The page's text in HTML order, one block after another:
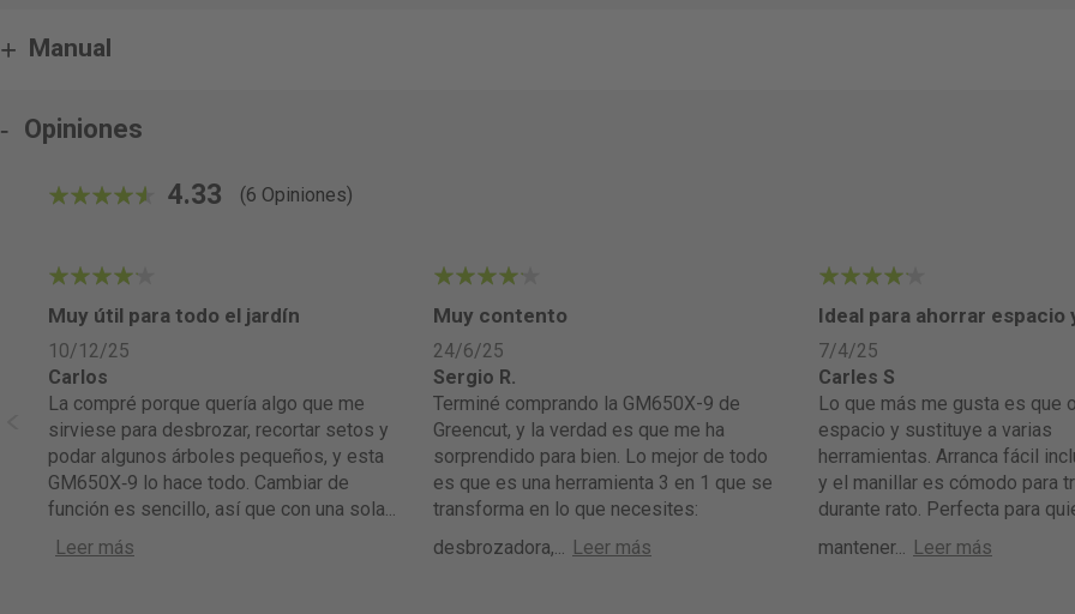
Manual
Opiniones
4.33 (6 Opiniones)
4Muy útil para todo el jardín
10/12/25
Carlos
La compré porque quería algo que me
sirviese para desbrozar, recortar setos y
podar algunos árboles pequeños, y esta
GM650X‑9 lo hace todo. Cambiar de
función es sencillo, así que con una sola...
Leer más
4Muy contento
24/6/25
Sergio R.
Terminé comprando la GM650X-9 de
Greencut, y la verdad es que me ha
sorprendido para bien. Lo mejor de todo
es que es una herramienta 3 en 1 que se
transforma en lo que necesites:
desbrozadora,... Leer más
4Ideal para ahorrar espacio
7/4/25
Carles S
Lo que más me gusta es que ocupa poco
espacio y sustituye a varias
herramientas. Arranca fácil
y el manillar es cómodo para
durante rato. Perfecta para
mantener... Leer más